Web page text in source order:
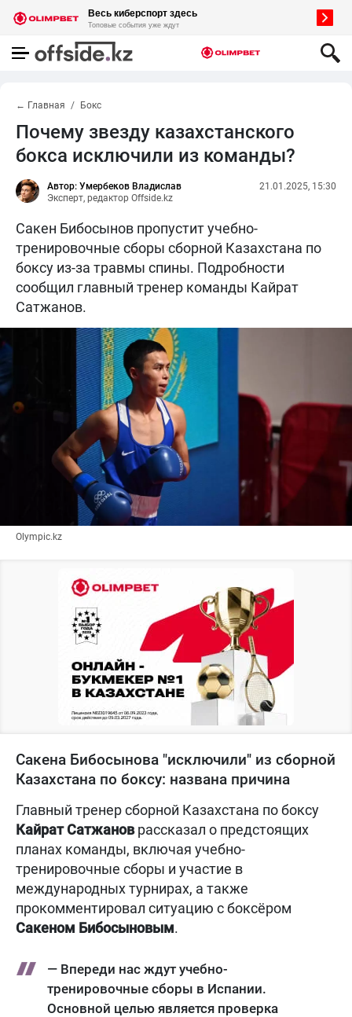
← Главная Бокс
Почему звезду казахстанского
бокса исключили из команды?
Автор: Умербеков Владислав
Эксперт, редактор Offside.kz
21.01.2025, 15:30
Сакен Бибосынов пропустит учебно-
тренировочные сборы сборной Казахстана по
боксу из-за травмы спины. Подробности
сообщил главный тренер команды Кайрат
Сатжанов.
Olympic.kz
Сакена Бибосынова "исключили" из сборной
Казахстана по боксу: названа причина
Главный тренер сборной Казахстана по боксу
Кайрат Сатжановрассказал о предстоящих
планах команды, включая учебно-
тренировочные сборы и участие в
международных турнирах, а также
прокомментировал ситуацию с боксёром
Сакеном Бибосыновым.
— Впереди нас ждут учебно-
тренировочные сборы в Испании.
Основной целью является проверка